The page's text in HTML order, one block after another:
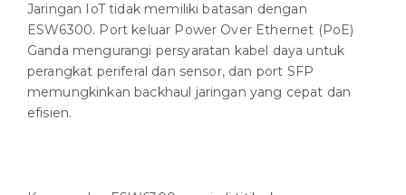
Jaringan IoT tidak memiliki batasan dengan
ESW6300. Port keluar Power Over Ethernet (PoE)
Ganda mengurangi persyaratan kabel daya untuk
perangkat periferal dan sensor, dan port SFP
memungkinkan backhaul jaringan yang cepat dan
efisien.